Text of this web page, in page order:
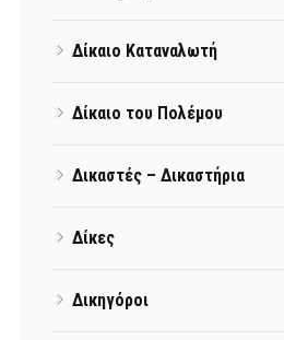
Δίκαιο Καταναλωτή
Δίκαιο του Πολέμου
Δικαστές – Δικαστήρια
Δίκες
Δικηγόροι